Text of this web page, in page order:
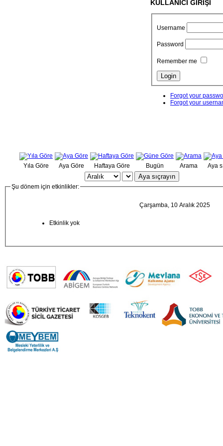
KULLANICI GİRİŞİ
Username
Password
Remember me
Forgot your
Forgot your
Yıla Göre Aya Göre Haftaya Göre Bugün Arama Aya
Aya sıçrayın
Şu dönem için etkinlikler:
Çarşamba, 10 Aralık 2025
Etkinlik yok